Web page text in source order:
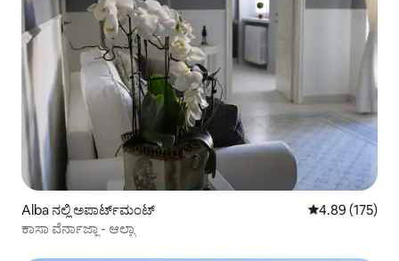
Alba ನಲ್ಲಿ ಅಪಾರ್ಟ್‌ಮಂಟ್ 5 ರಲ್ಲಿ 4.89
4.89 (175)
ಕಾಸಾ ವೆರ್ನಾಜ್ಜಾ - ಆಲ್ಬಾ